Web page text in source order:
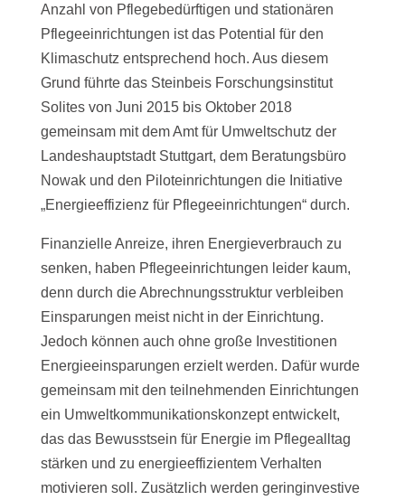
Anzahl von Pflegebedürftigen und stationären
Pflegeeinrichtungen ist das Potential für den
Klimaschutz entsprechend hoch. Aus diesem
Grund führte das Steinbeis Forschungsinstitut
Solites von Juni 2015 bis Oktober 2018
gemeinsam mit dem Amt für Umweltschutz der
Landeshauptstadt Stuttgart, dem Beratungsbüro
Nowak und den Piloteinrichtungen die Initiative
„Energieeffizienz für Pflegeeinrichtungen“ durch.
Finanzielle Anreize, ihren Energieverbrauch zu
senken, haben Pflegeeinrichtungen leider kaum,
denn durch die Abrechnungsstruktur verbleiben
Einsparungen meist nicht in der Einrichtung.
Jedoch können auch ohne große Investitionen
Energieeinsparungen erzielt werden. Dafür wurde
gemeinsam mit den teilnehmenden Einrichtungen
ein Umweltkommunikationskonzept entwickelt,
das das Bewusstsein für Energie im Pflegealltag
stärken und zu energieeffizientem Verhalten
motivieren soll. Zusätzlich werden geringinvestive